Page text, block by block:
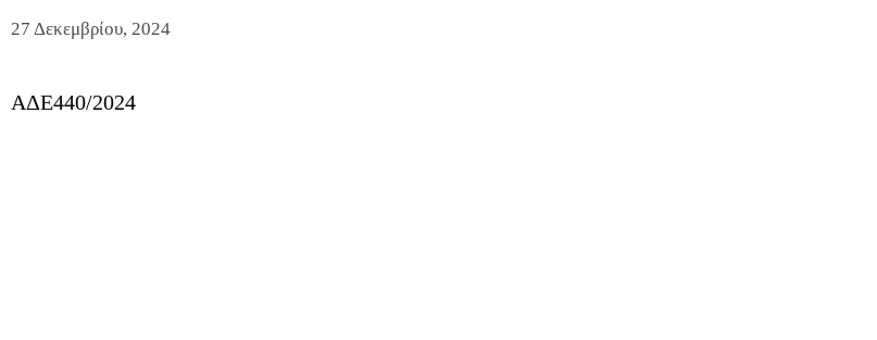
27 Δεκεμβρίου, 2024
ΑΔΕ440/2024